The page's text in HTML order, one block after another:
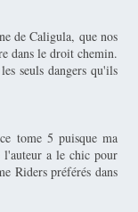
de Caligula, que nos
dans le droit chemin.
seuls dangers qu'ils
tome 5 puisque ma
a le chic pour
Riders préférés dans